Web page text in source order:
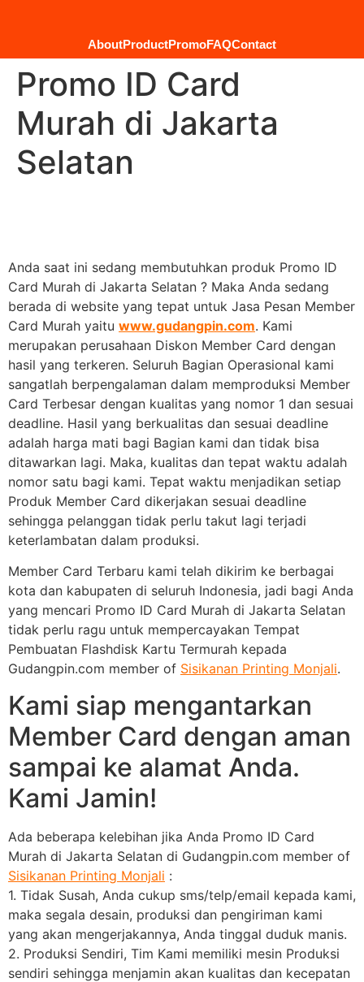
AboutProductPromoFAQContact
Promo ID Card
Murah di Jakarta
Selatan
Anda saat ini sedang membutuhkan produk Promo ID
Card Murah di Jakarta Selatan ? Maka Anda sedang
berada di website yang tepat untuk Jasa Pesan Member
Card Murah yaitu www.gudangpin.com. Kami
merupakan perusahaan Diskon Member Card dengan
hasil yang terkeren. Seluruh Bagian Operasional kami
sangatlah berpengalaman dalam memproduksi Member
Card Terbesar dengan kualitas yang nomor 1 dan sesuai
deadline. Hasil yang berkualitas dan sesuai deadline
adalah harga mati bagi Bagian kami dan tidak bisa
ditawarkan lagi. Maka, kualitas dan tepat waktu adalah
nomor satu bagi kami. Tepat waktu menjadikan setiap
Produk Member Card dikerjakan sesuai deadline
sehingga pelanggan tidak perlu takut lagi terjadi
keterlambatan dalam produksi.
Member Card Terbaru kami telah dikirim ke berbagai
kota dan kabupaten di seluruh Indonesia, jadi bagi Anda
yang mencari Promo ID Card Murah di Jakarta Selatan
tidak perlu ragu untuk mempercayakan Tempat
Pembuatan Flashdisk Kartu Termurah kepada
Gudangpin.com member of Sisikanan Printing Monjali.
Kami siap mengantarkan
Member Card dengan aman
sampai ke alamat Anda.
Kami Jamin!
Ada beberapa kelebihan jika Anda Promo ID Card
Murah di Jakarta Selatan di Gudangpin.com member of
Sisikanan Printing Monjali :
1. Tidak Susah, Anda cukup sms/telp/email kepada kami,
maka segala desain, produksi dan pengiriman kami
yang akan mengerjakannya, Anda tinggal duduk manis.
2. Produksi Sendiri, Tim Kami memiliki mesin Produksi
sendiri sehingga menjamin akan kualitas dan kecepatan